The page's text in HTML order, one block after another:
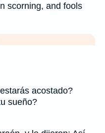
scorning, and fools
acostado?
sueño?